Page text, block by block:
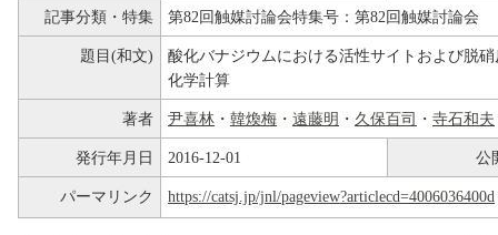
記事分類・特集 第82回触媒討論会特集号：第82回触媒討論会
題目(和文)
酸化バナジウムにおける活性サイトおよび脱
化学計算
著者 尹喜林 ・ 韓煥梅 ・ 遠藤明 ・ 久保百司 ・ 寺石和夫
発行年月日 2016-12-01 公
パーマリンク https://catsj.jp/jnl/pageview?articlecd=4006036400d